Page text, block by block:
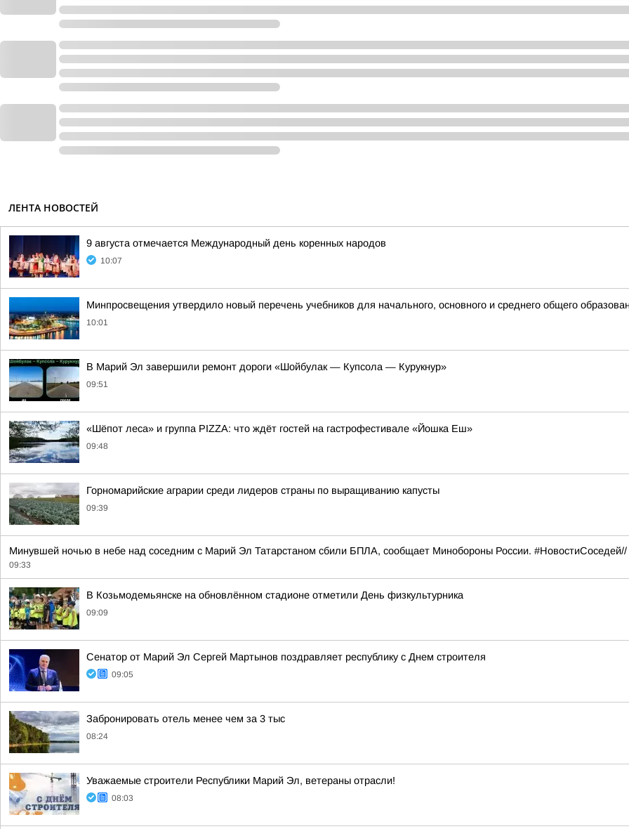
ЛЕНТА НОВОСТЕЙ
9 августа отмечается Международный день коренных народов
10:07
Минпросвещения утвердило новый перечень учебников для начального, основного и среднего общего
10:01
В Марий Эл завершили ремонт дороги «Шойбулак — Купсола — Курукнур»
09:51
«Шёпот леса» и группа PIZZA: что ждёт гостей на гастрофестивале «Йошка Еш»
09:48
Горномарийские аграрии среди лидеров страны по выращиванию капусты
09:39
Минувшей ночью в небе над соседним с Марий Эл Татарстаном сбили БПЛА, сообщает Минобороны России. #НовостиСоседей//
09:33
В Козьмодемьянске на обновлённом стадионе отметили День физкультурника
09:09
Сенатор от Марий Эл Сергей Мартынов поздравляет республику с Днем строителя
09:05
Забронировать отель менее чем за 3 тыс
08:24
Уважаемые строители Республики Марий Эл, ветераны отрасли!
08:03